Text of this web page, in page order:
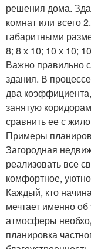
решения дома.
комнат или всего
габаритными
8; 8 х 10; 10 х 10;
Важно правильно
здания. В
два
занятую
сравнить ее с
Примеры
Загородная
реализовать все
комфортное,
Каждый, кто
мечтает именно
атмосферы
планировка